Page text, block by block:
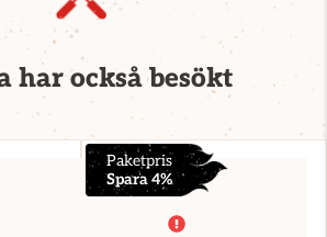
har också besökt
Paketpris
Spara 4%